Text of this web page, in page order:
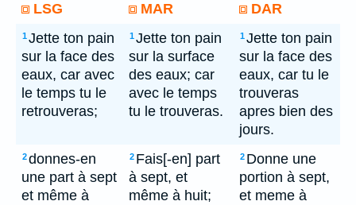
LSG
MAR DAR
1Jette ton pain
sur la face des
eaux, car avec
le temps tu le
retrouveras;
1Jette ton pain
sur la surface
des eaux; car
avec le temps
tu le trouveras.
1Jette ton pain
sur la face des
eaux, car tu le
trouveras
apres bien des
jours.
2donnes-en
une part à sept
et même à
2 Fais[-en] part
à sept, et
même à huit;
2 Donne une
portion à sept,
et meme à